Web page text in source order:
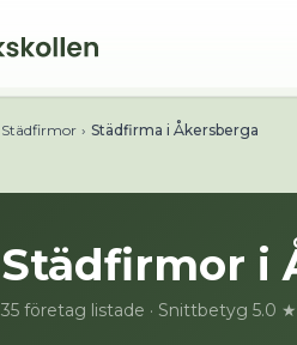
Städfirmor › Städfirma i Åkersberga
Städfirmor i
35 företag listade · Snittbetyg 5.0 ★